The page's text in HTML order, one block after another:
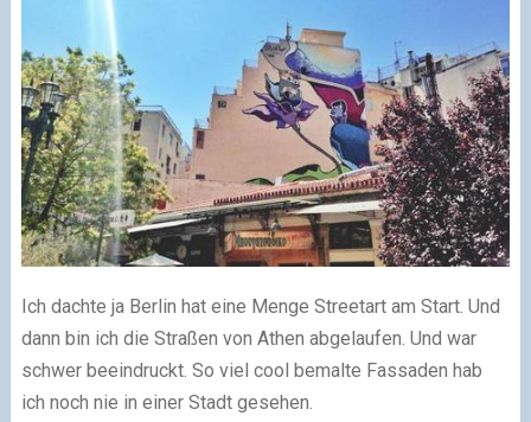
Ich dachte ja Berlin hat eine Menge Streetart am Start. Und
dann bin ich die Straßen von Athen abgelaufen. Und war
schwer beeindruckt. So viel cool bemalte Fassaden hab
ich noch nie in einer Stadt gesehen.